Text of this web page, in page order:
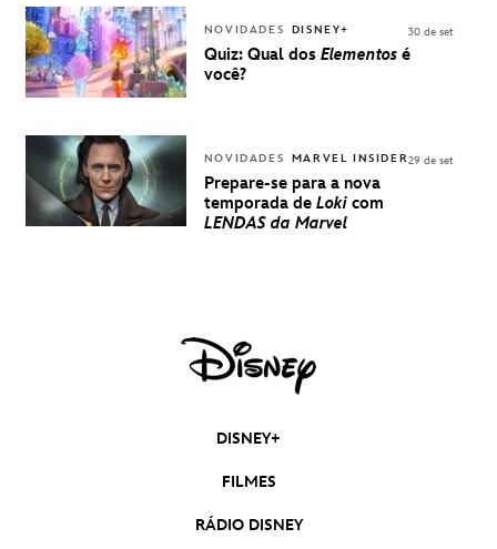
DISNEY
NOVIDADES DISNEY+
Quiz: Qual dos Elementos é
você?
30 de set
NOVIDADES MARVEL INSIDER
Prepare-se para a nova
temporada de Loki com
LENDAS da Marvel
29 de set
DISNEY+
FILMES
RÁDIO DISNEY